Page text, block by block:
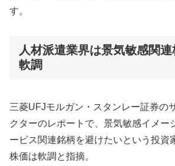
す。
人材派遣業界は景気敏感関
軟調
三菱UFJモルガン・スタンレー証券の
クターのレポートで、景気敏感イメー
ービス関連銘柄を避けたいという投資
株価は軟調と指摘。